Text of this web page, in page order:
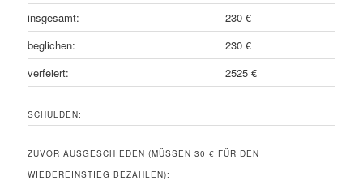
insgesamt:
230 €
beglichen:
230 €
verfeiert:
2525 €
SCHULDEN:
ZUVOR AUSGESCHIEDEN (MÜSSEN 30 € FÜR DEN
WIEDEREINSTIEG BEZAHLEN):